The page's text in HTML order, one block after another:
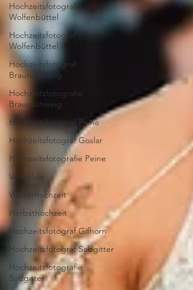
Hochzeitsfotografie
Wolfenbüttel
Hochzeitsfotograf
Wolfenbüttel
Hochzeitsfotograf
Braunschweig
Hochzeitsfotografie
Braunschweig
Hochzeitsfotograf Peine
Hochzeitsfotograf Goslar
Hochzeitsfotografie Peine
Vechelde
Winterhochzeit
Herbsthochzeit
Hochzeitsfotograf Gifhorn
Hochzeitsfotograf Salzgitter
Hochzeitsfotografie
Salzgitter